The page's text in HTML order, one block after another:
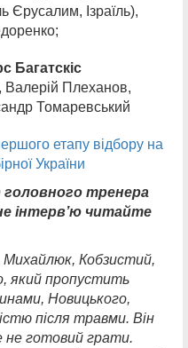
Єрусалим, Ізраїль),
Багатскіс
Валерій Плеханов,
Томаревський
етапу відбору на
України
тренера
інтервʼю читайте
Михайлюк, Кобзистий,
який пропустить
Новицького,
після травми. Він
не готовий грати.